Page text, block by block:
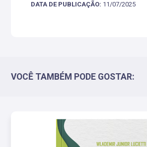
DATA DE PUBLICAÇÃO: 11/07/2025
VOCÊ TAMBÉM PODE GOSTAR: